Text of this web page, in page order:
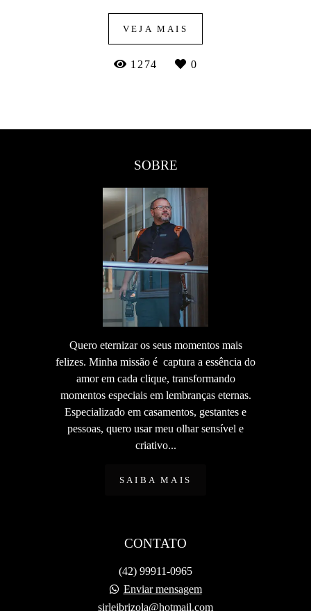
VEJA MAIS
1274 0
SOBRE
Quero eternizar os seus momentos mais
felizes. Minha missão é captura a essência do
amor em cada clique, transformando
momentos especiais em lembranças eternas.
Especializado em casamentos, gestantes e
pessoas, quero usar meu olhar sensível e
criativo...
SAIBA MAIS
CONTATO
(42) 99911-0965
Enviar mensagem
sirleibrizola@hotmail.com